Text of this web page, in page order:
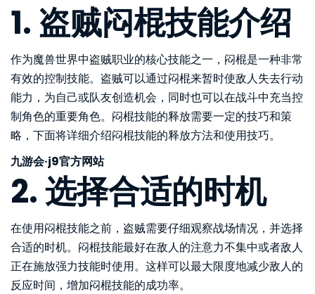
1. 盗贼闷棍技能介绍
作为魔兽世界中盗贼职业的核心技能之一，闷棍是一种非常
有效的控制技能。盗贼可以通过闷棍来暂时使敌人失去行动
能力，为自己或队友创造机会，同时也可以在战斗中充当控
制角色的重要角色。闷棍技能的释放需要一定的技巧和策
略，下面将详细介绍闷棍技能的释放方法和使用技巧。
九游会·j9官方网站
2. 选择合适的时机
在使用闷棍技能之前，盗贼需要仔细观察战场情况，并选择
合适的时机。闷棍技能最好在敌人的注意力不集中或者敌人
正在施放强力技能时使用。这样可以最大限度地减少敌人的
反应时间，增加闷棍技能的成功率。